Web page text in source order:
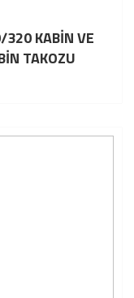
320 KABİN VE
TAKOZU